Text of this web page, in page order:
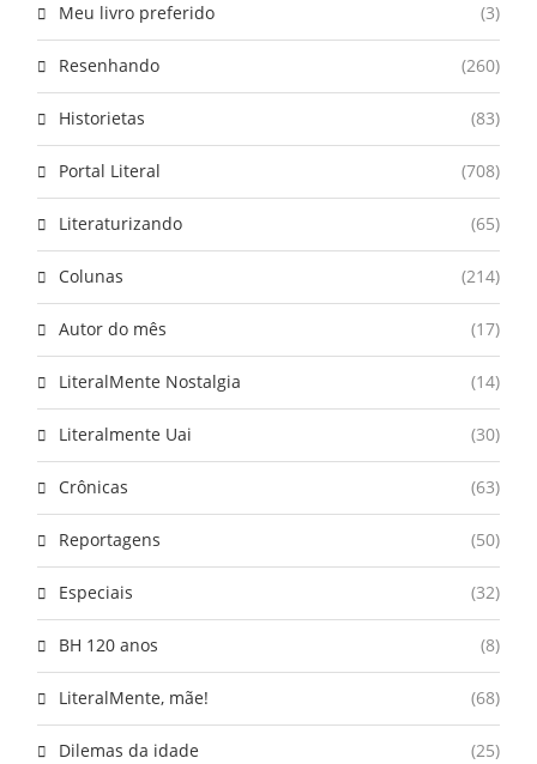
Meu livro preferido (3)
Resenhando (260)
Historietas (83)
Portal Literal (708)
Literaturizando (65)
Colunas (214)
Autor do mês (17)
LiteralMente Nostalgia (14)
Literalmente Uai (30)
Crônicas (63)
Reportagens (50)
Especiais (32)
BH 120 anos (8)
LiteralMente, mãe! (68)
Dilemas da idade (25)